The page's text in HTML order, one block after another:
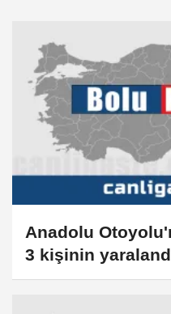
Anadolu
3 kişinin
aksattı